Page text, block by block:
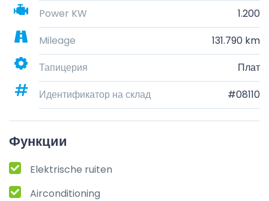
Power KW
1.200
Mileage
131.790 km
Тапицерия
Плат
Идентификатор на склад
#08110
Функции
Elektrische ruiten
Airconditioning